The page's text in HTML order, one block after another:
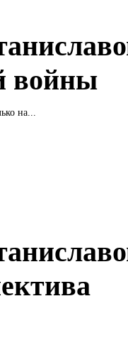
войны
на...